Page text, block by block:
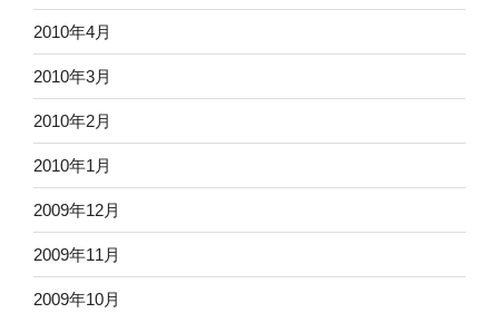
2010年4月
2010年3月
2010年2月
2010年1月
2009年12月
2009年11月
2009年10月